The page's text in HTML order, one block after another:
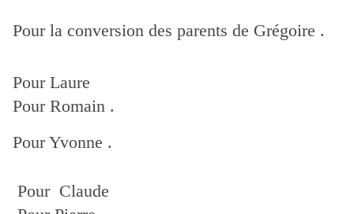
Pour la conversion des parents de Grégoire .
Pour Laure
Pour Romain .
Pour Yvonne .
Pour Claude